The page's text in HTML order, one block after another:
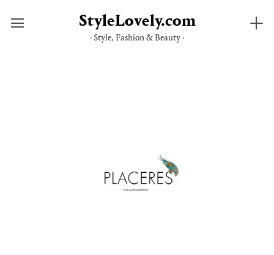
StyleLovely.com
· Style, Fashion & Beauty ·